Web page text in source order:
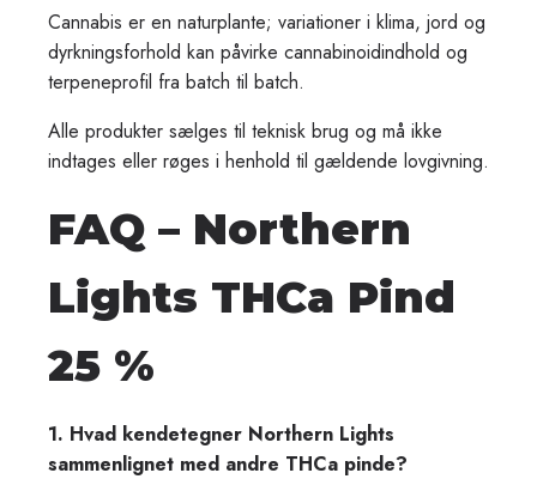
Cannabis er en naturplante; variationer i klima, jord og
dyrkningsforhold kan påvirke cannabinoidindhold og
terpeneprofil fra batch til batch.
Alle produkter sælges til teknisk brug og må ikke
indtages eller røges i henhold til gældende lovgivning.
FAQ – Northern
Lights THCa Pind
25 %
1. Hvad kendetegner Northern Lights
sammenlignet med andre THCa pinde?